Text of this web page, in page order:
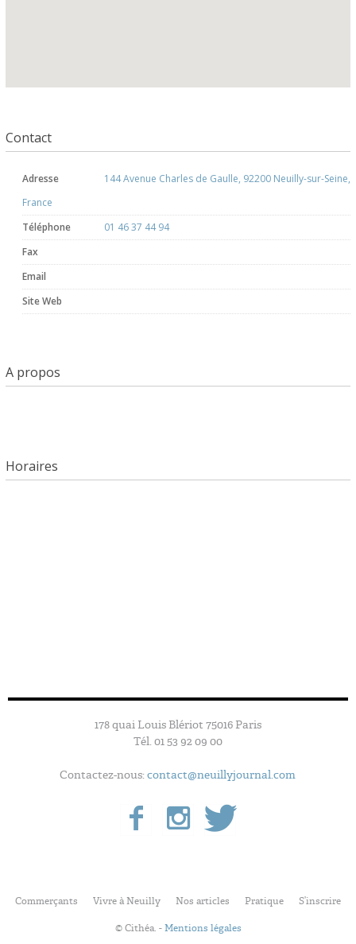
Contact
Adresse
144 Avenue Charles de Gaulle, 92200 Neuilly-sur-Seine,
France
Téléphone
01 46 37 44 94
Fax
Email
Site Web
A propos
Horaires
178 quai Louis Blériot 75016 Paris
Tél. 01 53 92 09 00
Contactez-nous:contact@neuillyjournal.com
Commerçants Vivre à Neuilly Nos articles Pratique S’inscrire
© Cithéa. -Mentions légales